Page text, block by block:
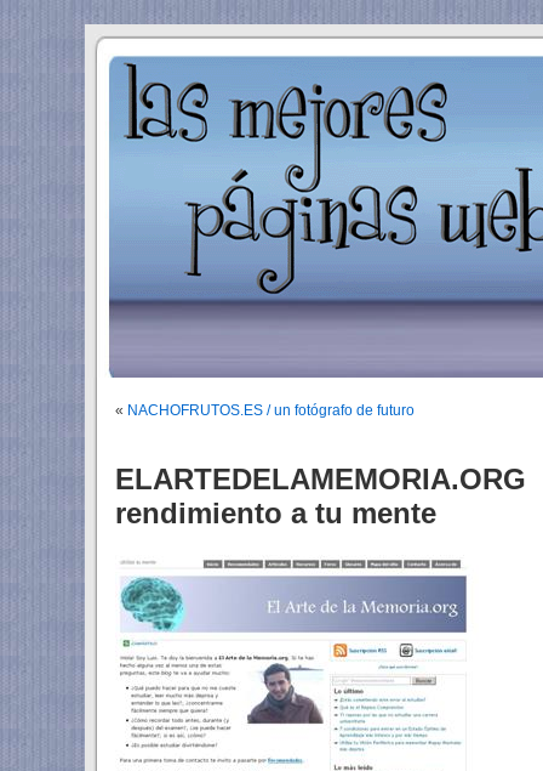
« NACHOFRUTOS.ES / un fotógrafo de futuro
rendimiento a tu mente